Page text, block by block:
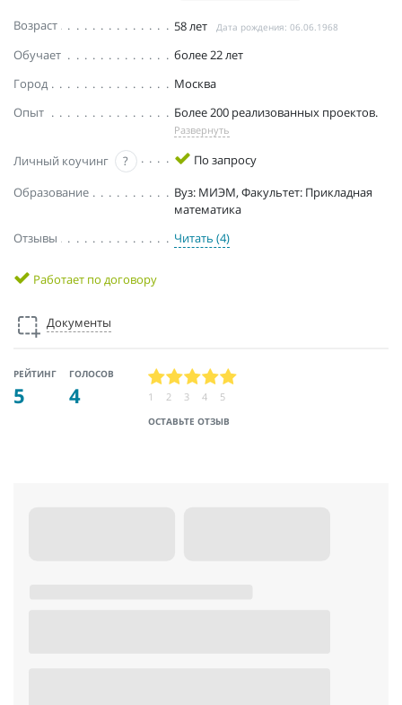
Возраст 58 лет Дата рождения: 06.06.1968
Обучает
более 22 лет
Город
Москва
Опыт
Более 200 реализованных проектов.
Развернуть
Личный коучинг ?
По запросу
Образование
Вуз: МИЭМ, Факультет: Прикладная
математика
Отзывы
Читать (4)
Работает по договору
Документы
РЕЙТИНГ
5
ГОЛОСОВ
4
ОСТАВЬТЕ ОТЗЫВ
1 2 3 4 5